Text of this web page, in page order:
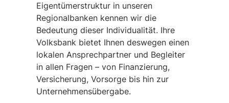
Eigentümerstruktur in unseren
Regionalbanken kennen wir die
Bedeutung dieser Individualität. Ihre
Volksbank bietet Ihnen deswegen einen
lokalen Ansprechpartner und Begleiter
in allen Fragen – von Finanzierung,
Versicherung, Vorsorge bis hin zur
Unternehmensübergabe.